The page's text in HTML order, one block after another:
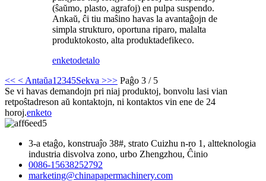
(ŝaŭmo, plasto, agrafoj) en pulpa suspendo.
Ankaŭ, ĉi tiu maŝino havas la avantaĝojn de
simpla strukturo, oportuna riparo, malalta
produktokosto, alta produktadefikeco.
enketodetalo
<< < Antaŭa1 2345Sekva >>> Paĝo 3 / 5
Se vi havas demandojn pri niaj produktoj, bonvolu lasi vian
retpoŝtadreson aŭ kontaktojn, ni kontaktos vin ene de 24
horoj.enketo
3-a etaĝo, konstruaĵo 38#, strato Cuizhu n-ro 1, altteknologia
industria disvolva zono, urbo Zhengzhou, Ĉinio
0086-15638252792
marketing@chinapapermachinery.com